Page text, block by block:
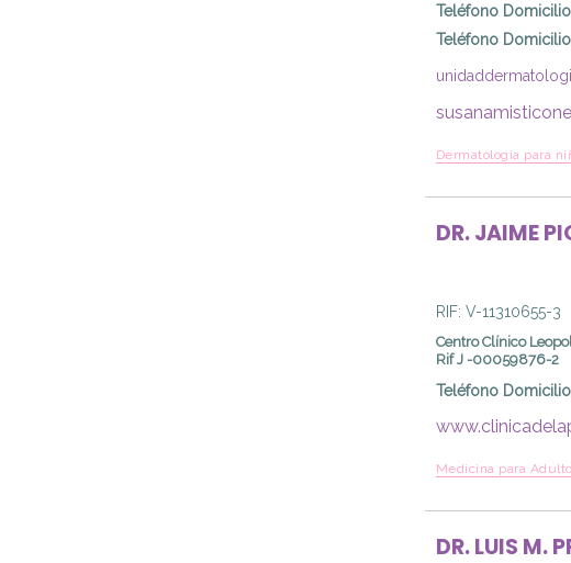
Teléfono Domicilio
Teléfono Domicilio
Dermatología para
DR.JAIME
RIF: V-11310655-3
Centro Clínico
Rif J -00059876-2
Teléfono Domicilio
Medicina para
DR.LUIS M.